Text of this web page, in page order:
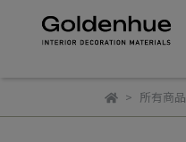
所有商品